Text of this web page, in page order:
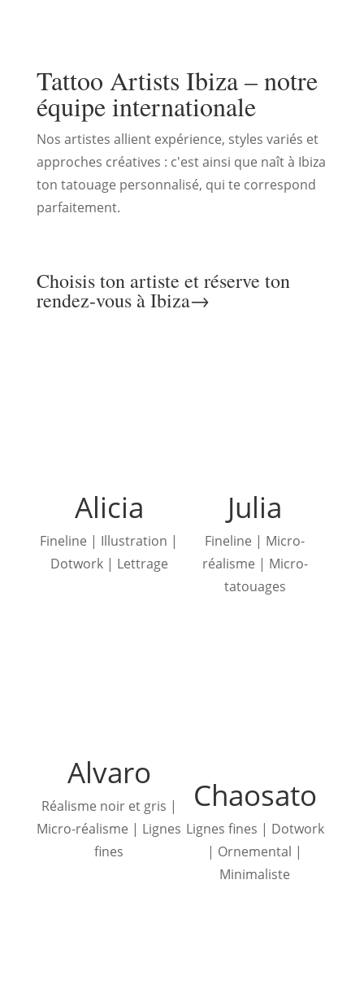
Tattoo Artists Ibiza – notre
équipe internationale
Nos artistes allient expérience, styles variés et
approches créatives : c'est ainsi que naît à Ibiza
ton tatouage personnalisé, qui te correspond
parfaitement.
Choisis ton artiste et réserve ton
rendez-vous à Ibiza→
Alicia
Fineline | Illustration |
Dotwork | Lettrage
Alvaro
Réalisme noir et gris |
Micro-réalisme | Lignes
fines
Julia
Fineline | Micro-
réalisme | Micro-
tatouages
Chaosato
Lignes fines | Dotwork
| Ornemental |
Minimaliste